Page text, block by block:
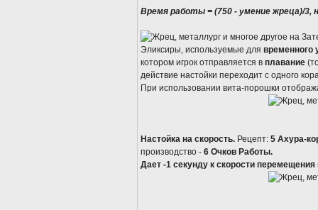
Время работы = (750 - умение жреца)/3,
Эликсиры, используемые для временного
котором игрок отправляется в плавание
действие настойки переходит с одного
При использовании вита-порошки
Настойка на скорость. Рецепт: 5 Ахура-
производство - 6 Очков Работы.
Дает -1 секунду к скорости